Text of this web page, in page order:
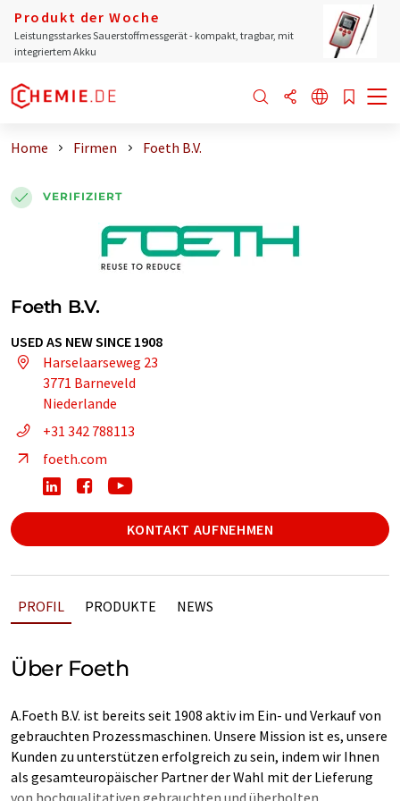
Produkt der Woche
Leistungsstarkes Sauerstoffmessgerät - kompakt, tragbar, mit
integriertem Akku
Home Firmen Foeth B.V.
VERIFIZIERT
Foeth B.V.
USED AS NEW SINCE 1908
Harselaarseweg 23
3771 Barneveld
Niederlande
+31 342 788113
foeth.com
KONTAKT AUFNEHMEN
PROFIL PRODUKTE NEWS
Über Foeth
A.Foeth B.V. ist bereits seit 1908 aktiv im Ein- und Verkauf von
gebrauchten Prozessmaschinen. Unsere Mission ist es, unsere
Kunden zu unterstützen erfolgreich zu sein, indem wir Ihnen
als gesamteuropäischer Partner der Wahl mit der Lieferung
von hochqualitativen gebrauchten und überholten